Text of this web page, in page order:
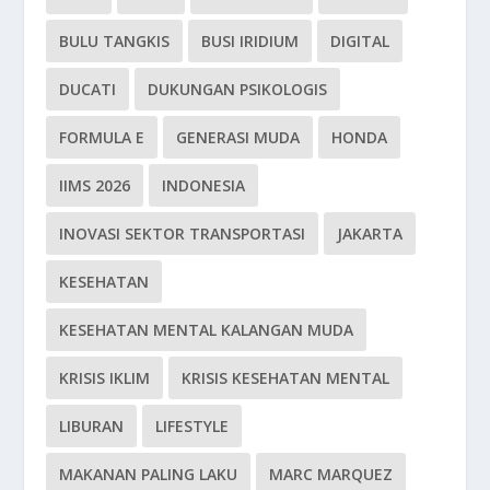
BULU TANGKIS BUSI IRIDIUM DIGITAL
DUCATI DUKUNGAN PSIKOLOGIS
FORMULA E GENERASI MUDA HONDA
IIMS 2026 INDONESIA
INOVASI SEKTOR TRANSPORTASI JAKARTA
KESEHATAN
KESEHATAN MENTAL KALANGAN MUDA
KRISIS IKLIM KRISIS KESEHATAN MENTAL
LIBURAN LIFESTYLE
MAKANAN PALING LAKU MARC MARQUEZ